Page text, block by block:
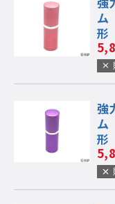
ム
形
強
ム
形